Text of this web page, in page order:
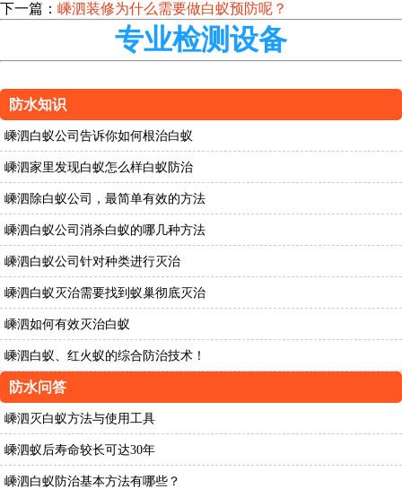
下一篇： 嵊泗装修为什么需要做白蚁预防呢？
专业检测设备
防水知识
嵊泗白蚁公司告诉你如何根治白蚁
嵊泗家里发现白蚁怎么样白蚁防治
嵊泗除白蚁公司，最简单有效的方法
嵊泗白蚁公司消杀白蚁的哪几种方法
嵊泗白蚁公司针对种类进行灭治
嵊泗白蚁灭治需要找到蚁巢彻底灭治
嵊泗如何有效灭治白蚁
嵊泗白蚁、红火蚁的综合防治技术！
防水问答
嵊泗灭白蚁方法与使用工具
嵊泗蚁后寿命较长可达30年
嵊泗白蚁防治基本方法有哪些？